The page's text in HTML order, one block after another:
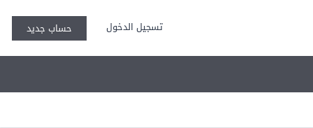
تسجيل الدخول حساب جديد